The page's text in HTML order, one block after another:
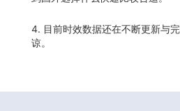
4. 目前时效数据还在不断更新与
谅。